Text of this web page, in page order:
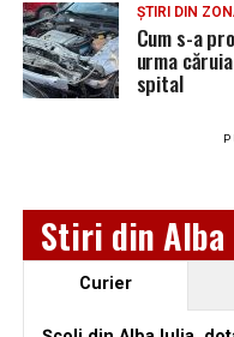
Adaugă
Urmărește
ȘTIRI DIN
Cum s-a
urma
spital
Stiri din Alba
Curier